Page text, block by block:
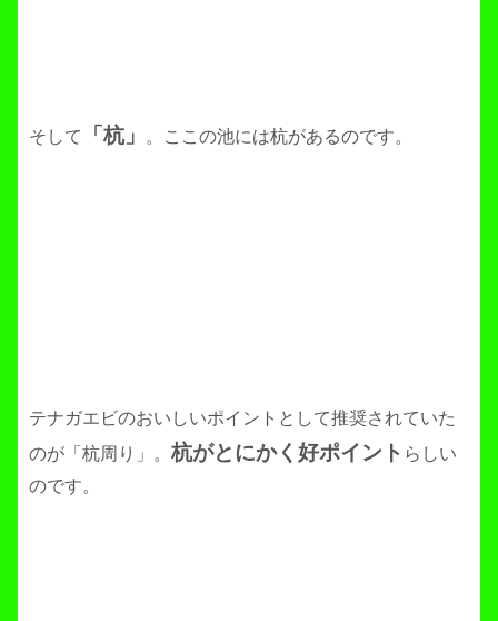
そして 「杭」 。ここの池には杭があるのです。
テナガエビのおいしいポイントとして推奨されていた
のが「杭周り」。 杭がとにかく好ポイント らしい
のです。